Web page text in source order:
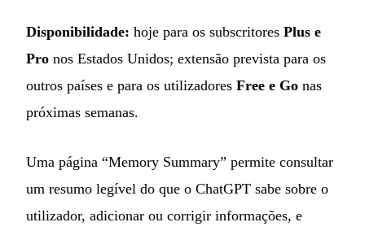
Disponibilidade: hoje para os subscritores Plus e
Pro nos Estados Unidos; extensão prevista para os
outros países e para os utilizadores Free e Go nas
próximas semanas.
Uma página “Memory Summary” permite consultar
um resumo legível do que o ChatGPT sabe sobre o
utilizador, adicionar ou corrigir informações, e